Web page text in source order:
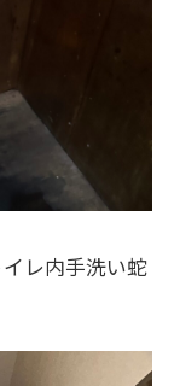
レ内手洗い蛇